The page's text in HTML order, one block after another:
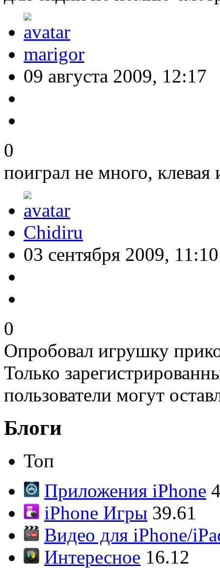
marigor
09 августа 2009, 12:17
0
поиграл не много, клевая
Chidiru
03 сентября 2009, 11:10
0
Опробовал игрушку
Только
пользователи могут
Блоги
Топ
Приложения iPhone
iPhone Игры 39.61
Видео для iPhone/
Интересное 16.12